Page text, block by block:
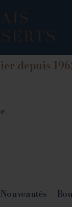
depuis
Nouveautés